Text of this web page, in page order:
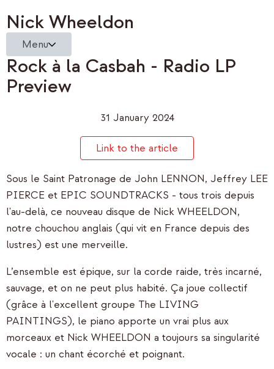
Nick Wheeldon
Menu
Rock à la Casbah - Radio LP
Preview
31 January 2024
Link to the article
Sous le Saint Patronage de John LENNON, Jeffrey LEE
PIERCE et EPIC SOUNDTRACKS - tous trois depuis
l'au-delà, ce nouveau disque de Nick WHEELDON,
notre chouchou anglais (qui vit en France depuis des
lustres) est une merveille.
L’ensemble est épique, sur la corde raide, très incarné,
sauvage, et on ne peut plus habité. Ça joue collectif
(grâce à l'excellent groupe The LIVING
PAINTINGS), le piano apporte un vrai plus aux
morceaux et Nick WHEELDON a toujours sa singularité
vocale : un chant écorché et poignant.